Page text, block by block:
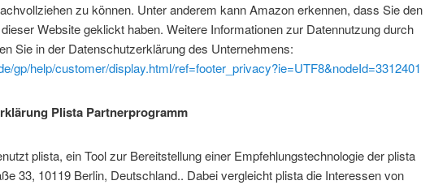
zu können. Unter anderem kann Amazon erkennen, dass Sie den
Website geklickt haben. Weitere Informationen zur Datennutzung durch
Sie in der Datenschutzerklärung des Unternehmens:
gp/help/customer/display.html/ref=footer_privacy?ie=UTF8&nodeId=3312401
Plista Partnerprogramm
plista, ein Tool zur Bereitstellung einer Empfehlungstechnologie der plista
33, 10119 Berlin, Deutschland.. Dabei vergleicht plista die Interessen von